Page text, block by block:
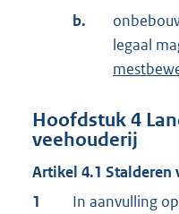
b.
legaal
Hoofdstuk4
veehouderij
Artikel 4.1 Stalderen
1
In aanvulling